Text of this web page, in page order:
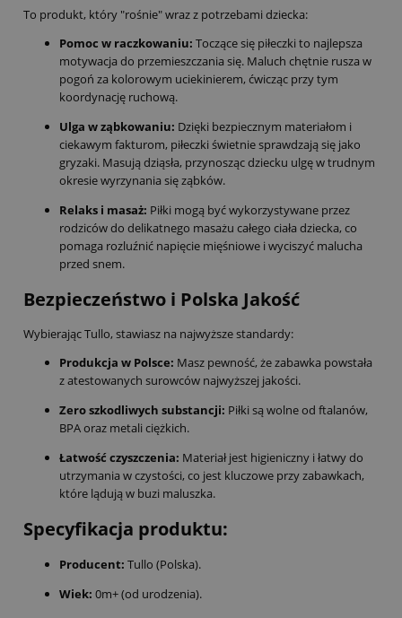
To produkt, który "rośnie" wraz z potrzebami dziecka:
Pomoc w raczkowaniu: Toczące się piłeczki to najlepsza
motywacja do przemieszczania się. Maluch chętnie rusza w
pogoń za kolorowym uciekinierem, ćwicząc przy tym
koordynację ruchową.
Ulga w ząbkowaniu: Dzięki bezpiecznym materiałom i
ciekawym fakturom, piłeczki świetnie sprawdzają się jako
gryzaki. Masują dziąsła, przynosząc dziecku ulgę w trudnym
okresie wyrzynania się ząbków.
Relaks i masaż: Piłki mogą być wykorzystywane przez
rodziców do delikatnego masażu całego ciała dziecka, co
pomaga rozluźnić napięcie mięśniowe i wyciszyć malucha
przed snem.
Bezpieczeństwo i Polska Jakość
Wybierając Tullo, stawiasz na najwyższe standardy:
Produkcja w Polsce: Masz pewność, że zabawka powstała
z atestowanych surowców najwyższej jakości.
Zero szkodliwych substancji: Piłki są wolne od ftalanów,
BPA oraz metali ciężkich.
Łatwość czyszczenia: Materiał jest higieniczny i łatwy do
utrzymania w czystości, co jest kluczowe przy zabawkach,
które lądują w buzi maluszka.
Specyfikacja produktu:
Producent: Tullo (Polska).
Wiek: 0m+ (od urodzenia).